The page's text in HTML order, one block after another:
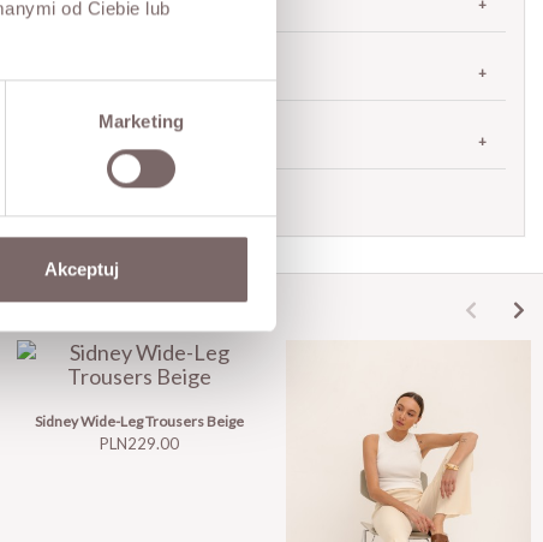
od Ciebie lub
Marketing
Akceptuj
Sidney Wide-Leg Trousers Beige
Price
PLN229.00